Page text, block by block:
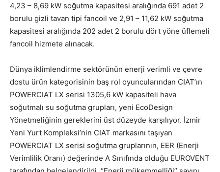
4,23 – 8,69 kW soğutma kapasitesi aralığında 691 adet 2
borulu gizli tavan tipi fancoil ve 2,91 – 11,62 kW soğutma
kapasitesi aralığında 202 adet 2 borulu dört yöne üflemeli
fancoil hizmete alınacak.
Dünya iklimlendirme sektörünün enerji verimli ve çevre
dostu ürün kategorisinin baş rol oyuncularından CIAT’ın
POWERCIAT LX serisi 1305,6 kW kapasiteli hava
soğutmalı su soğutma grupları, yeni EcoDesign
Yönetmeliğinin gereklerini üst düzeyde karşılıyor. İzmir
Yeni Yurt Kompleksi’nin CIAT markasını taşıyan
POWERCIAT LX serisi soğutma gruplarının, EER (Enerji
Verimlilik Oranı) değerinde A Sınıfında olduğu EUROVENT